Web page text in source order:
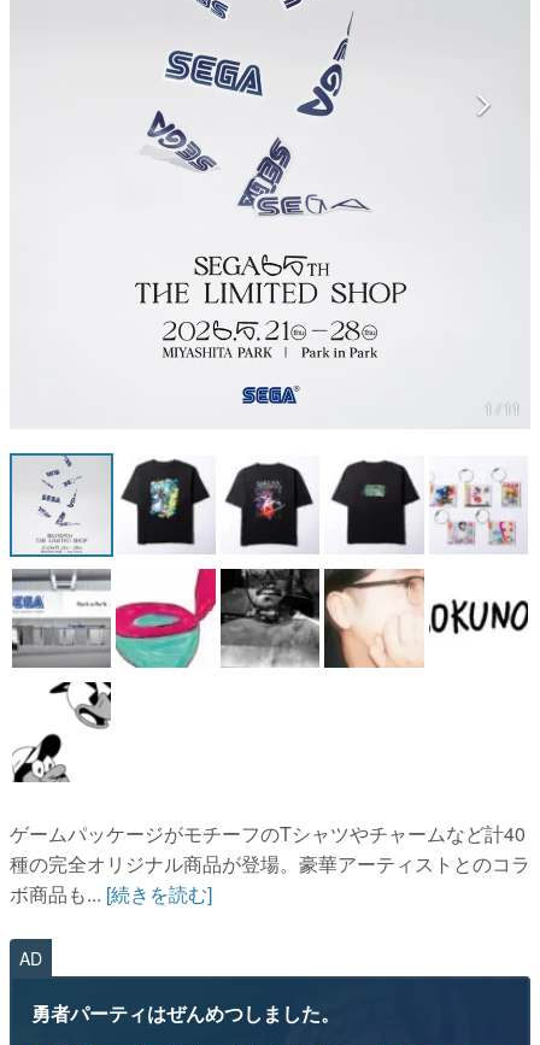
電ファミニコゲーマーとは？
1 / 11
ゲームパッケージがモチーフのTシャツやチャームなど計40
種の完全オリジナル商品が登場。豪華アーティストとのコラ
ボ商品も... [続きを読む]
AD
勇者パーティはぜんめつしました。